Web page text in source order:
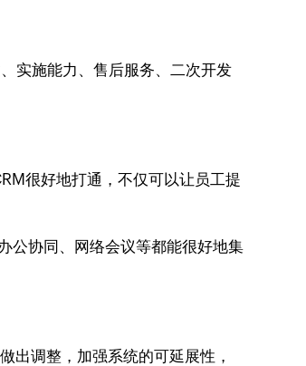
实施能力、售后服务、二次开发
很好地打通，不仅可以让员工提
公协同、网络会议等都能很好地集
出调整，加强系统的可延展性，